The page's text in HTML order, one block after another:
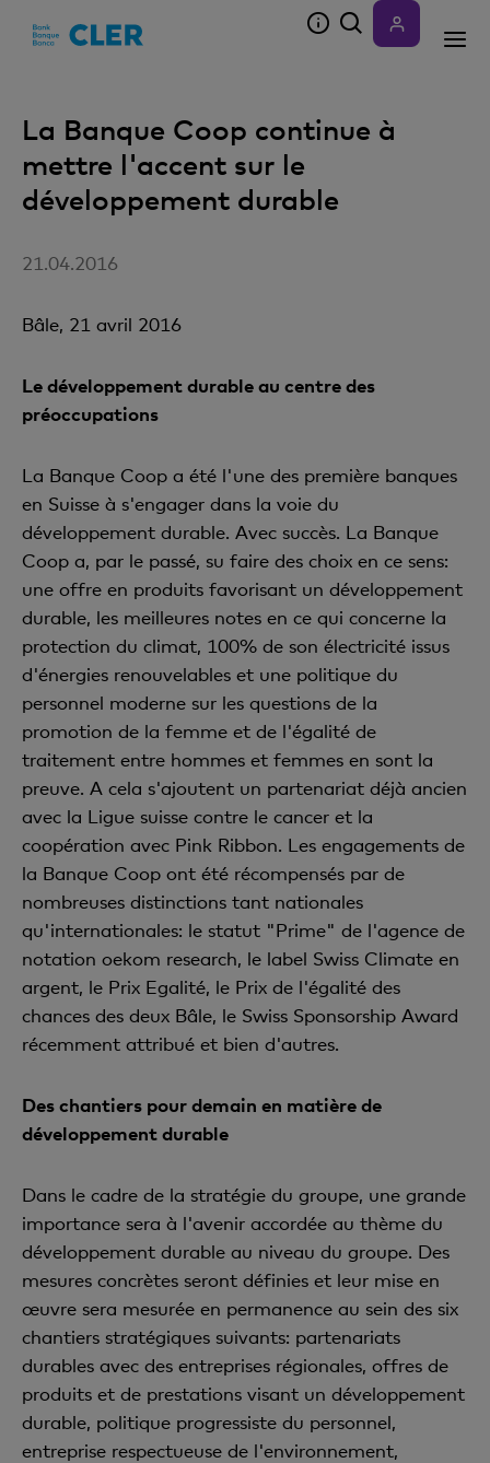
La Banque Coop continue à
mettre l'accent sur le
développement durable
21.04.2016
Bâle, 21 avril 2016
Le développement durable au centre des
préoccupations
La Banque Coop a été l'une des première banques
en Suisse à s'engager dans la voie du
développement durable. Avec succès. La Banque
Coop a, par le passé, su faire des choix en ce sens:
une offre en produits favorisant un développement
durable, les meilleures notes en ce qui concerne la
protection du climat, 100% de son électricité issus
d'énergies renouvelables et une politique du
personnel moderne sur les questions de la
promotion de la femme et de l'égalité de
traitement entre hommes et femmes en sont la
preuve. A cela s'ajoutent un partenariat déjà ancien
avec la Ligue suisse contre le cancer et la
coopération avec Pink Ribbon. Les engagements de
la Banque Coop ont été récompensés par de
nombreuses distinctions tant nationales
qu'internationales: le statut "Prime" de l'agence de
notation oekom research, le label Swiss Climate en
argent, le Prix Egalité, le Prix de l'égalité des
chances des deux Bâle, le Swiss Sponsorship Award
récemment attribué et bien d'autres.
Des chantiers pour demain en matière de
développement durable
Dans le cadre de la stratégie du groupe, une grande
importance sera à l'avenir accordée au thème du
développement durable au niveau du groupe. Des
mesures concrètes seront définies et leur mise en
œuvre sera mesurée en permanence au sein des six
chantiers stratégiques suivants: partenariats
durables avec des entreprises régionales, offres de
produits et de prestations visant un développement
durable, politique progressiste du personnel,
entreprise respectueuse de l'environnement,